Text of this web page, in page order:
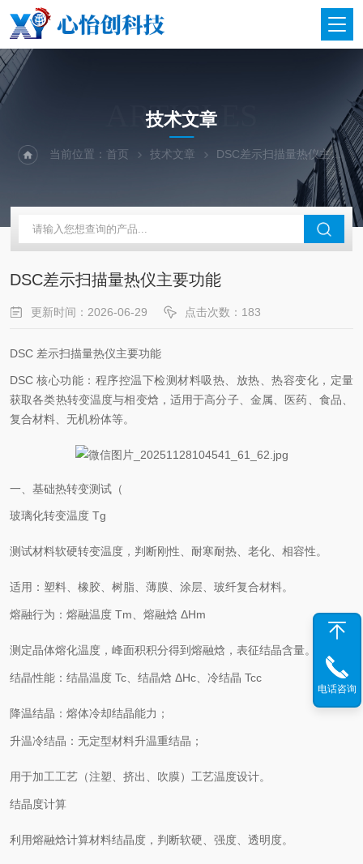
ARTICLES
技术文章
当前位置：首页 技术文章 DSC差示扫描量热仪主要功能
DSC差示扫描量热仪主要功能
更新时间：2026-06-29 点击次数：183
DSC 差示扫描量热仪主要功能
DSC 核心功能：程序控温下检测材料吸热、放热、热容变化，定量
获取各类热转变温度与相变焓，适用于高分子、金属、医药、食品、
复合材料、无机粉体等。
一、基础热转变测试（
玻璃化转变温度 Tg
测试材料软硬转变温度，判断刚性、耐寒耐热、老化、相容性。
适用：塑料、橡胶、树脂、薄膜、涂层、玻纤复合材料。
熔融行为：熔融温度 Tm、熔融焓 ΔHm
测定晶体熔化温度，峰面积积分得到熔融焓，表征结晶含量。
结晶性能：结晶温度 Tc、结晶焓 ΔHc、冷结晶 Tcc
降温结晶：熔体冷却结晶能力；
升温冷结晶：无定型材料升温重结晶；
用于加工工艺（注塑、挤出、吹膜）工艺温度设计。
结晶度计算
利用熔融焓计算材料结晶度，判断软硬、强度、透明度。
电话咨询